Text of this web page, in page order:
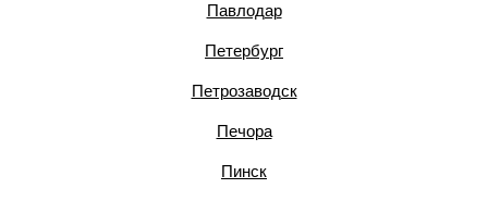
Павлодар
Петербург
Петрозаводск
Печора
Пинск